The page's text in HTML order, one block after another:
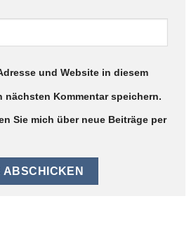
und Website in diesem
nächsten Kommentar speichern.
Sie mich über neue Beiträge per